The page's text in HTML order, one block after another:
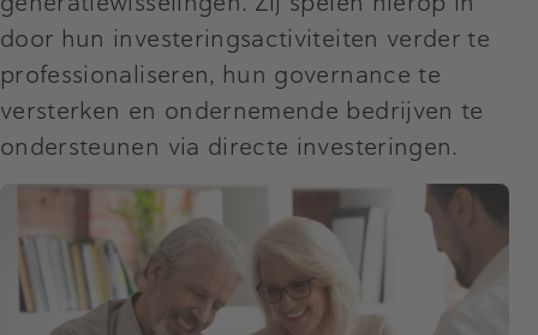
door hun investeringsactiviteiten verder te
professionaliseren, hun governance te
versterken en ondernemende bedrijven te
ondersteunen via directe investeringen.